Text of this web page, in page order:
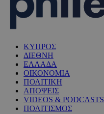
ΚΥΠΡΟΣ
ΔΙΕΘΝΗ
ΕΛΛΑΔΑ
ΟΙΚΟΝΟΜΙΑ
ΠΟΛΙΤΙΚΗ
ΑΠΟΨΕΙΣ
VIDEOS & PODCASTS
ΠΟΛΙΤΙΣΜΟΣ